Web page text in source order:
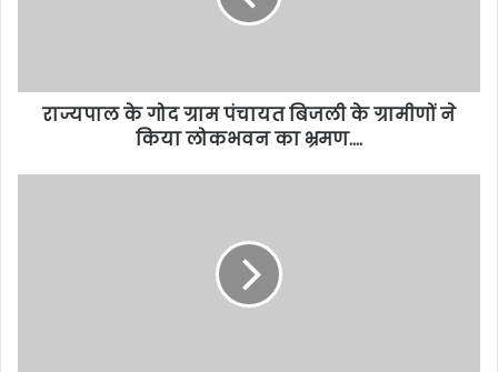
राज्यपाल के गोद ग्राम पंचायत बिजली के ग्रामीणों ने
किया लोकभवन का भ्रमण….